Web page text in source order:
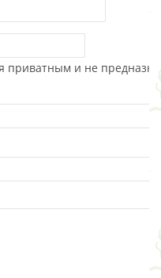
приватным и не